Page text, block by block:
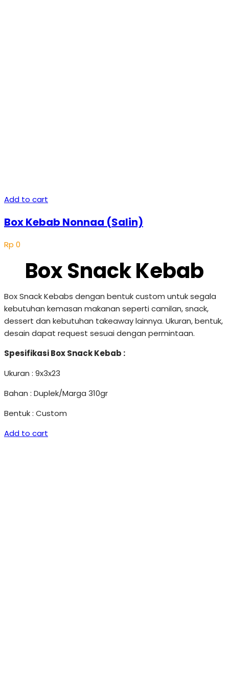
Add to cart
Box Kebab Nonnaa (Salin)
Rp 0
Box Snack Kebab
Box Snack Kebabs dengan bentuk custom untuk segala
kebutuhan kemasan makanan seperti camilan, snack,
dessert dan kebutuhan takeaway lainnya. Ukuran, bentuk,
desain dapat request sesuai dengan permintaan.
Spesifikasi Box Snack Kebab :
Ukuran : 9x3x23
Bahan : Duplek/Marga 310gr
Bentuk : Custom
Add to cart